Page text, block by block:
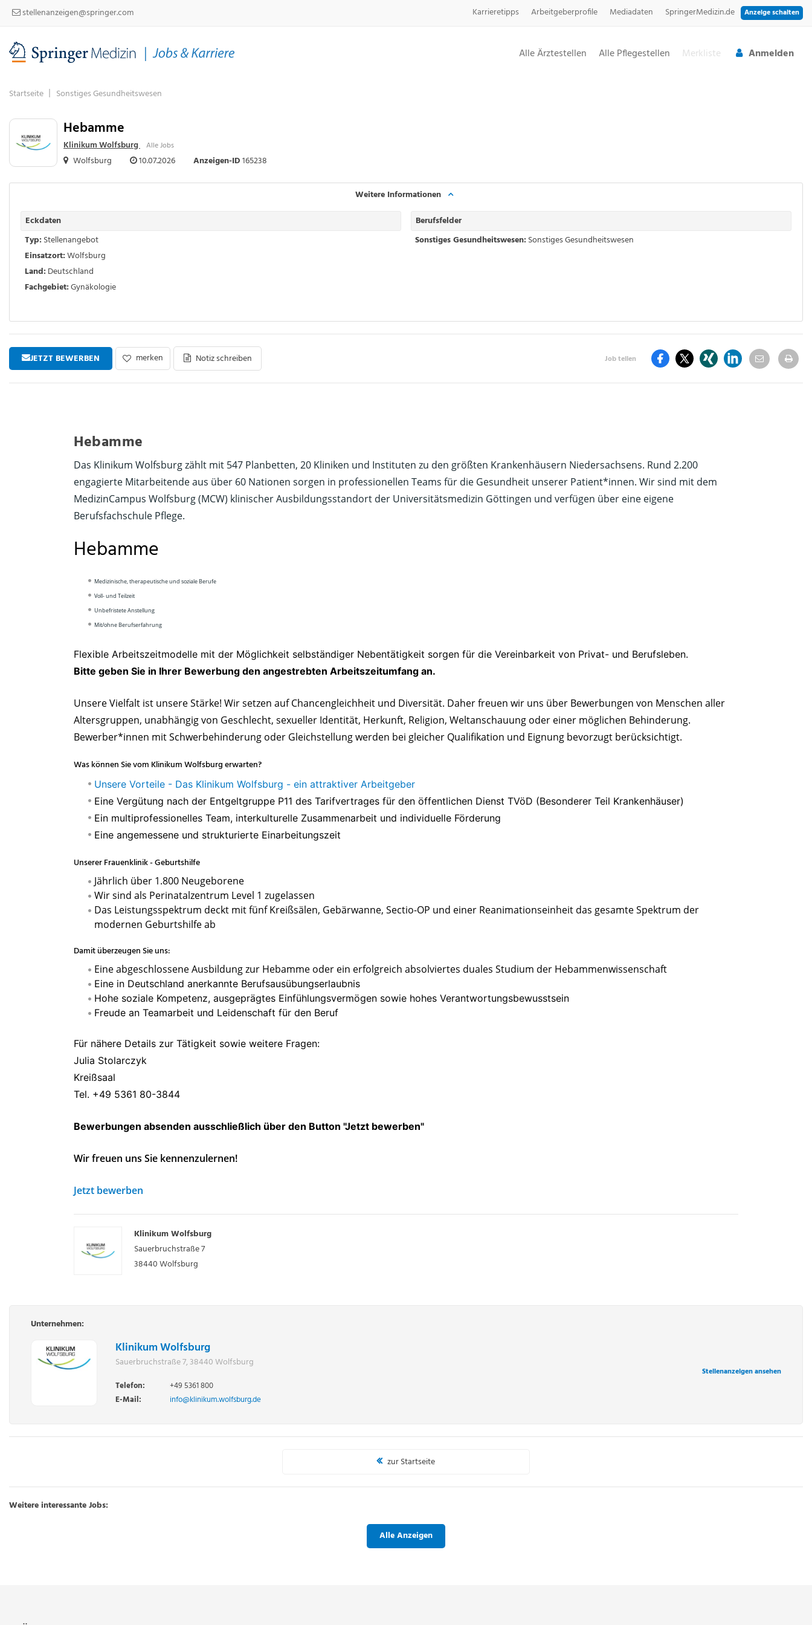
stellenanzeigen@springer.com Anzeige schalten
Karrieretipps Arbeitgeberprofile Mediadaten SpringerMedizin.de
Anmelden
Alle Ärztestellen Alle Pflegestellen Merkliste
Startseite Sonstiges Gesundheitswesen
Hebamme
Klinikum Wolfsburg Alle Jobs
Wolfsburg 10.07.2026 Anzeigen-ID165238
Weitere Informationen
Eckdaten
Typ: Stellenangebot
Einsatzort:Wolfsburg
Land: Deutschland
Fachgebiet:Gynäkologie
Berufsfelder
Sonstiges Gesundheitswesen: Sonstiges Gesundheitswesen
JETZT BEWERBEN merken Notiz schreiben Job teilen
FacebookTwitterXing LinkdIn
teilen
Per
E-
Hebamme
Das Klinikum Wolfsburg zählt mit 547 Planbetten, 20 Kliniken und Instituten zu den größten Krankenhäusern Niedersachsens. Rund 2.200
engagierte Mitarbeitende aus über 60 Nationen sorgen in professionellen Teams für die Gesundheit unserer Patient*innen. Wir sind mit dem
MedizinCampus Wolfsburg (MCW) klinischer Ausbildungsstandort der Universitätsmedizin Göttingen und verfügen über eine eigene
Berufsfachschule Pflege.
Hebamme
Medizinische, therapeutische und soziale Berufe
Voll- und Teilzeit
Unbefristete Anstellung
Mit/ohne Berufserfahrung
Flexible Arbeitszeitmodelle mit der Möglichkeit selbständiger Nebentätigkeit sorgen für die Vereinbarkeit von Privat- und Berufsleben.
Bitte geben Sie in Ihrer Bewerbung den angestrebten Arbeitszeitumfang an.
Unsere Vielfalt ist unsere Stärke! Wir setzen auf Chancengleichheit und Diversität. Daher freuen wir uns über Bewerbungen von Menschen aller
Altersgruppen, unabhängig von Geschlecht, sexueller Identität, Herkunft, Religion, Weltanschauung oder einer möglichen Behinderung.
Bewerber*innen mit Schwerbehinderung oder Gleichstellung werden bei gleicher Qualifikation und Eignung bevorzugt berücksichtigt.
Was können Sie vom Klinikum Wolfsburg erwarten?
Unsere Vorteile - Das Klinikum Wolfsburg - ein attraktiver Arbeitgeber
Eine Vergütung nach der Entgeltgruppe P11 des Tarifvertrages für den öffentlichen Dienst TVöD (Besonderer Teil Krankenhäuser)
Ein multiprofessionelles Team, interkulturelle Zusammenarbeit und individuelle Förderung
Eine angemessene und strukturierte Einarbeitungszeit
Unserer Frauenklinik - Geburtshilfe
Jährlich über 1.800 Neugeborene
Wir sind als Perinatalzentrum Level 1 zugelassen
Das Leistungsspektrum deckt mit fünf Kreißsälen, Gebärwanne, Sectio-OP und einer Reanimationseinheit das gesamte Spektrum der
modernen Geburtshilfe ab
Damit überzeugen Sie uns:
Eine abgeschlossene Ausbildung zur Hebamme oder ein erfolgreich absolviertes duales Studium der Hebammenwissenschaft
Eine in Deutschland anerkannte Berufsausübungserlaubnis
Hohe soziale Kompetenz, ausgeprägtes Einfühlungsvermögen sowie hohes Verantwortungsbewusstsein
Freude an Teamarbeit und Leidenschaft für den Beruf
Für nähere Details zur Tätigkeit sowie weitere Fragen:
Julia Stolarczyk
Kreißsaal
Tel. +49 5361 80-3844
Bewerbungen absenden ausschließlich über den Button "Jetzt bewerben"
Wir freuen uns Sie kennenzulernen!
Jetzt bewerben
Klinikum Wolfsburg
Sauerbruchstraße 7
38440Wolfsburg
Unternehmen:
Klinikum Wolfsburg
Sauerbruchstraße 7, 38440 Wolfsburg
Telefon:
+49 5361 800
E-Mail:
info@klinikum.wolfsburg.de
Stellenanzeigen ansehen
zur Startseite
Weitere interessante Jobs:
Alle Anzeigen